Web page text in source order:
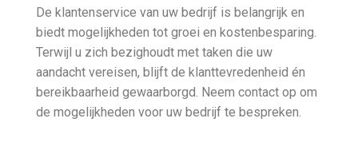
De klantenservice van uw bedrijf is belangrijk en
biedt mogelijkheden tot groei en kostenbesparing.
Terwijl u zich bezighoudt met taken die uw
aandacht vereisen, blijft de klanttevredenheid én
bereikbaarheid gewaarborgd. Neem contact op om
de mogelijkheden voor uw bedrijf te bespreken.